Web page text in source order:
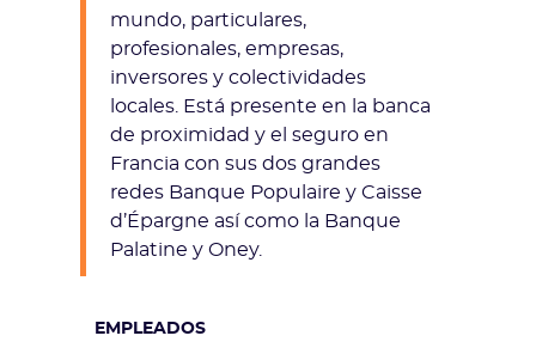
mundo, particulares,
profesionales, empresas,
inversores y colectividades
locales. Está presente en la banca
de proximidad y el seguro en
Francia con sus dos grandes
redes Banque Populaire y Caisse
d’Épargne así como la Banque
Palatine y Oney.
EMPLEADOS